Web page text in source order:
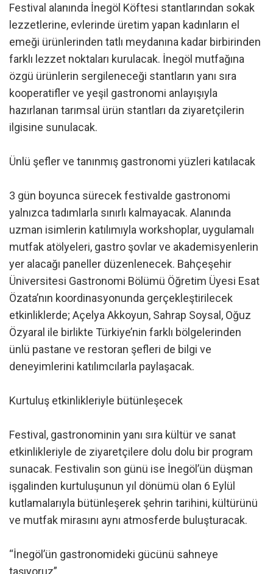
Festival alanında İnegöl Köftesi stantlarından sokak
lezzetlerine, evlerinde üretim yapan kadınların el
emeği ürünlerinden tatlı meydanına kadar birbirinden
farklı lezzet noktaları kurulacak. İnegöl mutfağına
özgü ürünlerin sergileneceği stantların yanı sıra
kooperatifler ve yeşil gastronomi anlayışıyla
hazırlanan tarımsal ürün stantları da ziyaretçilerin
ilgisine sunulacak.
Ünlü şefler ve tanınmış gastronomi yüzleri katılacak
3 gün boyunca sürecek festivalde gastronomi
yalnızca tadımlarla sınırlı kalmayacak. Alanında
uzman isimlerin katılımıyla workshoplar, uygulamalı
mutfak atölyeleri, gastro şovlar ve akademisyenlerin
yer alacağı paneller düzenlenecek. Bahçeşehir
Üniversitesi Gastronomi Bölümü Öğretim Üyesi Esat
Özata’nın koordinasyonunda gerçekleştirilecek
etkinliklerde; Açelya Akkoyun, Sahrap Soysal, Oğuz
Özyaral ile birlikte Türkiye’nin farklı bölgelerinden
ünlü pastane ve restoran şefleri de bilgi ve
deneyimlerini katılımcılarla paylaşacak.
Kurtuluş etkinlikleriyle bütünleşecek
Festival, gastronominin yanı sıra kültür ve sanat
etkinlikleriyle de ziyaretçilere dolu dolu bir program
sunacak. Festivalin son günü ise İnegöl’ün düşman
işgalinden kurtuluşunun yıl dönümü olan 6 Eylül
kutlamalarıyla bütünleşerek şehrin tarihini, kültürünü
ve mutfak mirasını aynı atmosferde buluşturacak.
“İnegöl’ün gastronomideki gücünü sahneye
taşıyoruz”